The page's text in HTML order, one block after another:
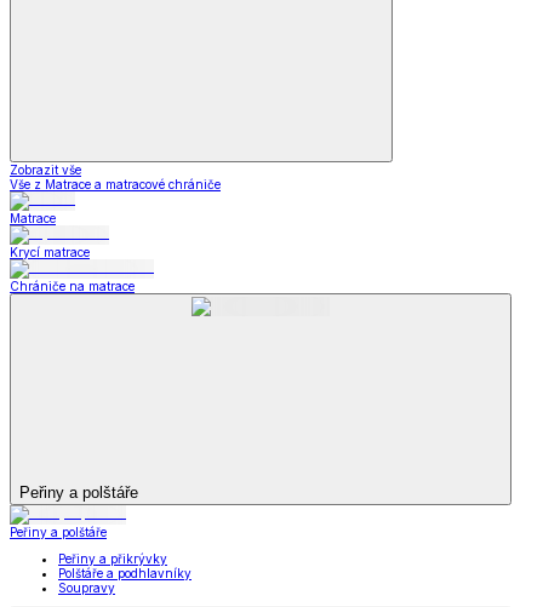
Zobrazit vše
Vše z Matrace a matracové chrániče
Matrace
Krycí matrace
Chrániče na matrace
Peřiny a polštáře
Peřiny a polštáře
Peřiny a přikrývky
Polštáře a podhlavníky
Soupravy